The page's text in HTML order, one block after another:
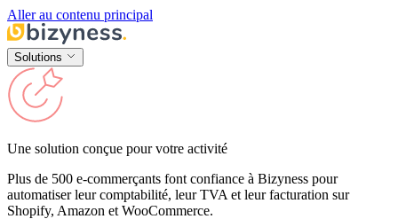
Aller au contenu principal
Solutions
Une solution conçue pour votre activité
Plus de 500 e-commerçants font confiance à Bizyness pour
automatiser leur comptabilité, leur TVA et leur facturation sur
Shopify, Amazon et WooCommerce.